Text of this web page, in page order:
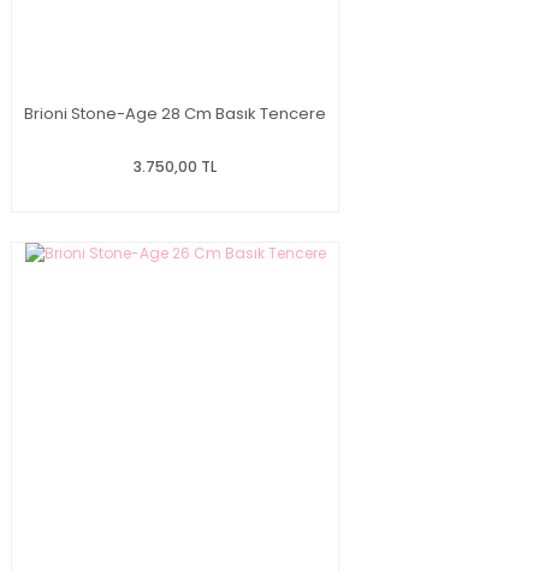
Brioni Stone-Age 28 Cm Basık Tencere
3.750,00 TL